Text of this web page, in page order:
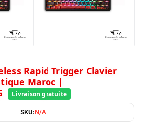
Maroc |
SKU:N/A